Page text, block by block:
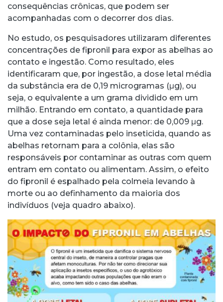
consequências crônicas, que podem ser
acompanhadas com o decorrer dos dias.
No estudo, os pesquisadores utilizaram diferentes
concentrações de fipronil para expor as abelhas ao
contato e ingestão. Como resultado, eles
identificaram que, por ingestão, a dose letal média
da substância era de 0,19 microgramas (μg), ou
seja, o equivalente a um grama dividido em um
milhão. Entrando em contato, a quantidade para
que a dose seja letal é ainda menor: de 0,009 μg.
Uma vez contaminadas pelo inseticida, quando as
abelhas retornam para a colônia, elas são
responsáveis por contaminar as outras com quem
entram em contato ou alimentam. Assim, o efeito
do fipronil é espalhado pela colmeia levando à
morte ou ao definhamento da maioria dos
indivíduos (veja quadro abaixo).